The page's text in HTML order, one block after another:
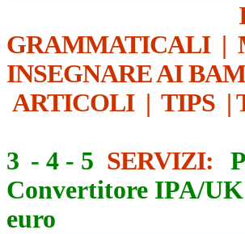
GRAMMATICALI|
INSEGNARE AI
ARTICOLI| TIPS |
3 - 4 - 5 SERVIZI:
Convertitore IPA/UK
euro